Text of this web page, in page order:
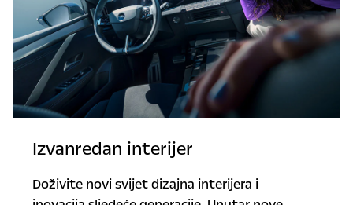
Izvanredan interijer
Doživite novi svijet dizajna interijera i